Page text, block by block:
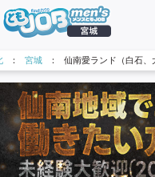
： 宮城 ： 仙南愛ランド（白石、